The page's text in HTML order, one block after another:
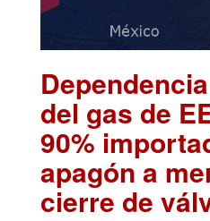
del gas de
90%
apagón a
cierre de